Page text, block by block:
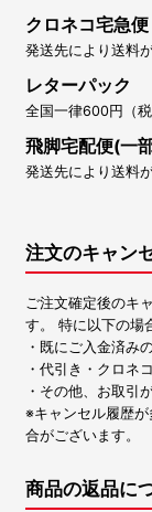
クロネコ宅急便
発送先により送料
レターパック
全国一律600円（税
飛脚宅配便(一
発送先により送料
注文のキャン
ご注文確定後のキ
す。 特に以下の場
・既にご入金済み
・代引き・クロネ
・その他、お取引
※キャンセル履歴
合がございます。
商品の返品に